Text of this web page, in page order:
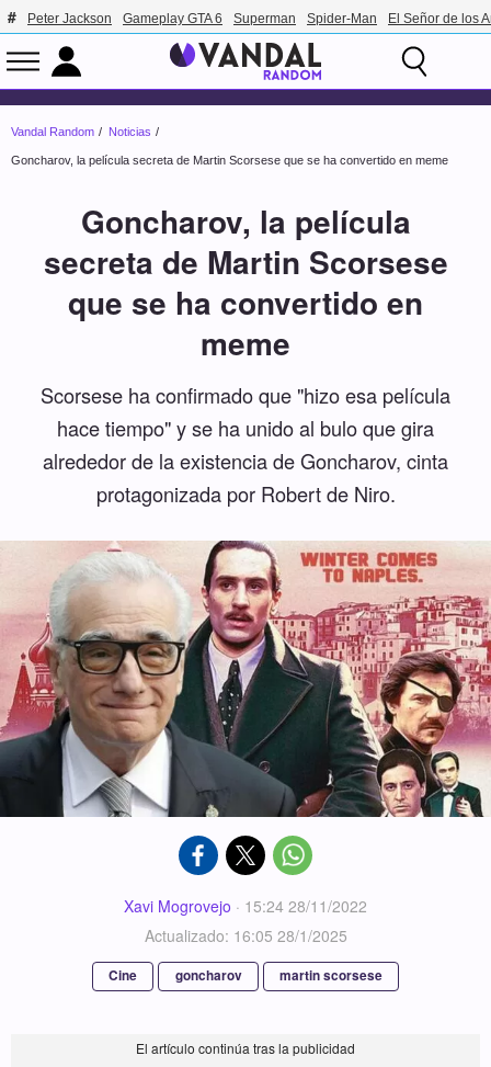
Peter Jackson Gameplay GTA 6 Superman Spider-Man El Señor de los
Vandal Random Noticias
Goncharov, la película secreta de Martin Scorsese que se ha convertido en meme
Goncharov, la película
secreta de Martin Scorsese
que se ha convertido en
meme
Scorsese ha confirmado que "hizo esa película
hace tiempo" y se ha unido al bulo que gira
alrededor de la existencia de Goncharov, cinta
protagonizada por Robert de Niro.
Xavi Mogrovejo · 15:24 28/11/2022
Actualizado: 16:05 28/1/2025
Cine goncharov martin scorsese